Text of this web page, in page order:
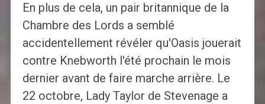
En plus de cela, un pair britannique de la
Chambre des Lords a semblé
accidentellement révéler qu'Oasis jouerait
contre Knebworth l'été prochain le mois
dernier avant de faire marche arrière. Le
22 octobre, Lady Taylor de Stevenage a